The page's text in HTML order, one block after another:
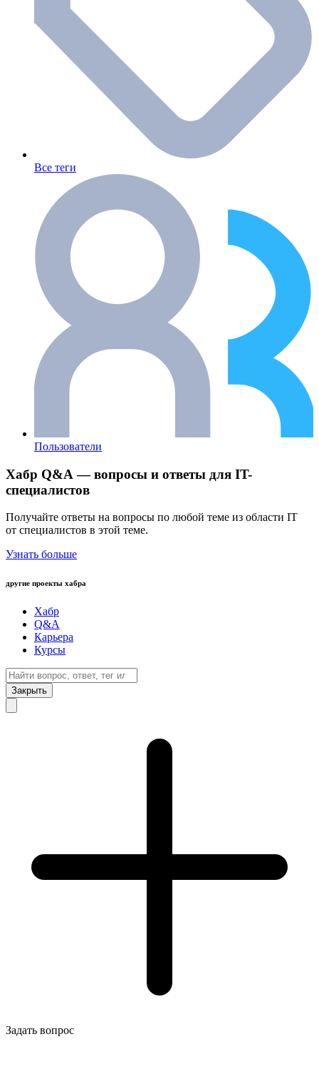
Все теги
Пользователи
Хабр Q&A — вопросы и ответы для IT-
специалистов
Получайте ответы на вопросы по любой теме из области IT
от специалистов в этой теме.
Узнать больше
другие проекты хабра
Хабр
Q&A
Карьера
Курсы
Закрыть
Задать вопрос